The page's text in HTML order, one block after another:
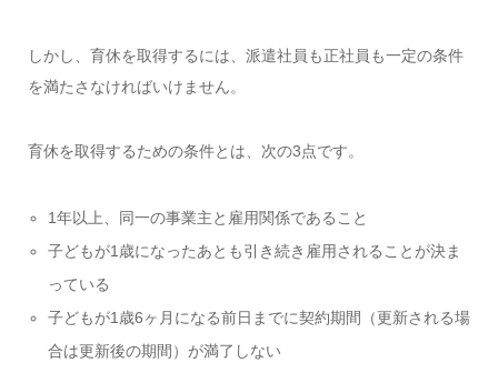
しかし、育休を取得するには、派遣社員も正社員も一定の条件
を満たさなければいけません。
育休を取得するための条件とは、次の3点です。
1年以上、同一の事業主と雇用関係であること
子どもが1歳になったあとも引き続き雇用されることが決ま
っている
子どもが1歳6ヶ月になる前日までに契約期間（更新される場
合は更新後の期間）が満了しない